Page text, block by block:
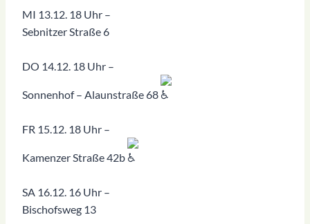
MI 13.12. 18 Uhr –
Sebnitzer Straße 6
DO 14.12. 18 Uhr –
Sonnenhof – Alaunstraße 68
FR 15.12. 18 Uhr –
Kamenzer Straße 42b
SA 16.12. 16 Uhr –
Bischofsweg 13